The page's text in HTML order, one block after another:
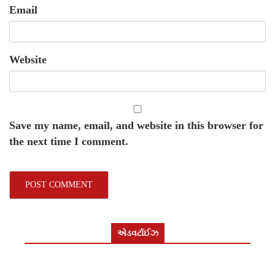
Email
Website
Save my name, email, and website in this browser for
the next time I comment.
એડવર્ટાઈઝ